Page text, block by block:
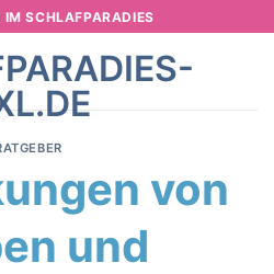
SCHLAFPARADIES
von
und